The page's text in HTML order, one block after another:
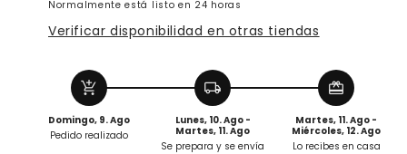
Normalmente está listo en 24 horas
Verificar disponibilidad en otras tiendas
add_shopping_cart
Domingo, 9. Ago
Pedido realizado
local_shipping
Lunes, 10. Ago -
Martes, 11. Ago
Se prepara y se envía
redeem
Martes, 11. Ago -
Miércoles, 12. Ago
Lo recibes en casa